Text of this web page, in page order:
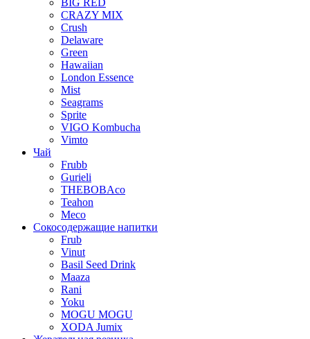
CRAZY MIX
Crush
Delaware
Green
Hawaiian
London Essence
Mist
Seagrams
Sprite
VIGO Kombucha
Vimto
Чай
Frubb
Gurieli
THEBOBAco
Teahon
Meco
Сокосодержащие напитки
Frub
Vinut
Basil Seed Drink
Maaza
Rani
Yoku
MOGU MOGU
XODA Jumix